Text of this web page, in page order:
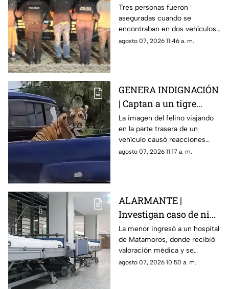
personas en Huimilpan
tras localizar presuntas
sustancias ilegales
Tres personas fueron
aseguradas cuando se
encontraban en dos vehículos;
durante la intervención fueron
agosto 07, 2026 11:46 a. m.
GENERA INDIGNACIÓN
| Captan a un tigre
amarrado del cuello a
bordo de una
camioneta
La imagen del felino viajando
en la parte trasera de un
vehículo causó reacciones
entre usuarios, mientras se
agosto 07, 2026 11:17 a. m.
ALARMANTE |
Investigan caso de niña
de 11 años con 5 meses
de embarazo; aquí
ocurrió
La menor ingresó a un hospital
de Matamoros, donde recibió
valoración médica y se
activaron medidas para
agosto 07, 2026 10:50 a. m.